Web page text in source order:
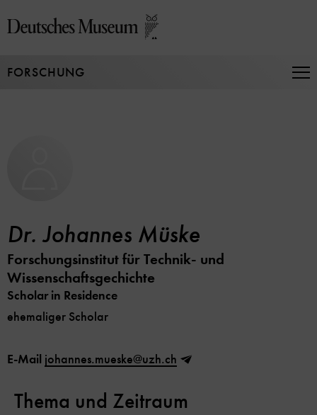
zum
FORSCHUNG
Dr. Johannes Müske
Forschungsinstitut für Technik- und
Wissenschaftsgechichte
Scholar in Residence
ehemaliger Scholar
E-Mail johannes.mueske@uzh.ch
Thema und Zeitraum